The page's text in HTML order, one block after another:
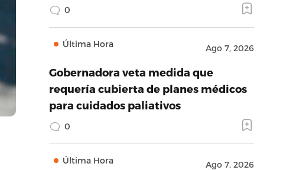
0
Última Hora Ago 7, 2026
Gobernadora veta medida que
requería cubierta de planes médicos
para cuidados paliativos
0
Última Hora Ago 7, 2026